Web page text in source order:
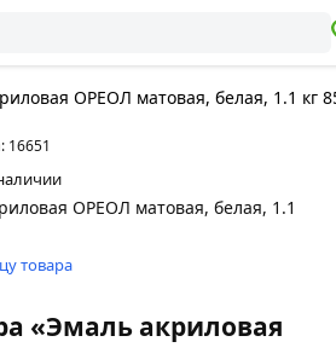
ОРЕОЛ матовая, белая, 1.1 кг
16651
ОРЕОЛ матовая, белая, 1.1
товара
«Эмаль акриловая